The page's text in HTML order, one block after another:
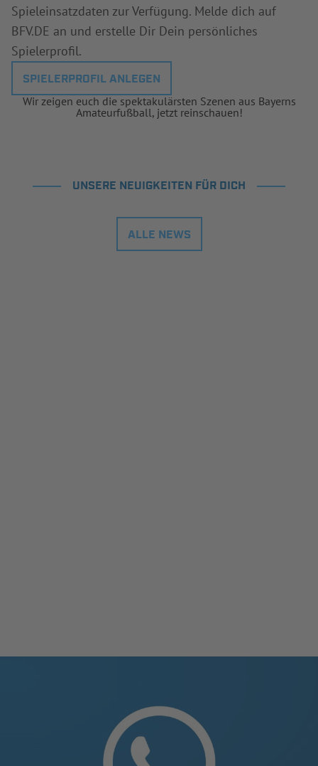
Spieleinsatzdaten zur Verfügung. Melde dich auf
BFV.DE an und erstelle Dir Dein persönliches
Spielerprofil.
SPIELERPROFIL ANLEGEN
Wir zeigen euch die spektakulärsten Szenen aus Bayerns
Amateurfußball, jetzt reinschauen!
UNSERE NEUIGKEITEN FÜR DICH
ALLE NEWS